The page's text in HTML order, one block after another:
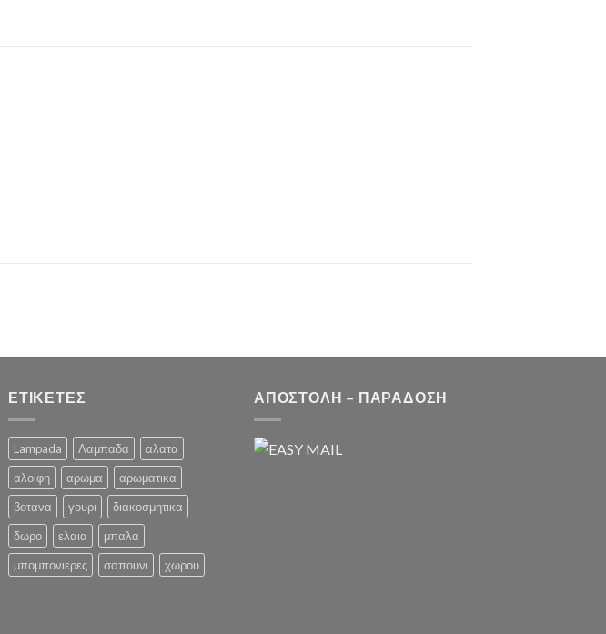
ΕΤΙΚΕΤΕΣ
Lampada Λαμπαδα
αλατα
αλοιφη
αρωμα
αρωματικα
βοτανα
γουρι
διακοσμητικα
δωρο
ελαια
μπαλα
μπομπονιερες
σαπουνι χωρου
ΑΠΟΣΤΟΛΗ – ΠΑΡΑΔΟΣΗ